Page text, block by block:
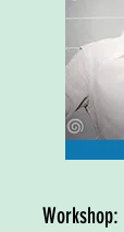
Workshop: